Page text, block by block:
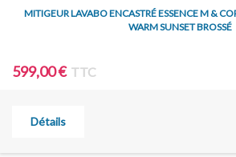
MITIGEUR LAVABO ENCASTRÉ ESSENCE M &
WARM SUNSET BROSSÉ
599,00 € TTC
Détails